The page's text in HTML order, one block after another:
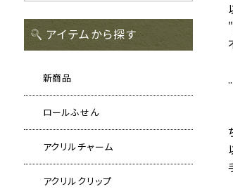
アイテムから探す
新商品
ロールふせん
アクリルチャーム
アクリルクリップ